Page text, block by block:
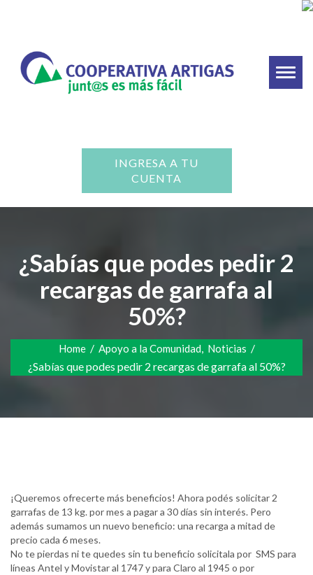
INGRESA A TU
CUENTA
¿Sabías que podes pedir 2
recargas de garrafa al
50%?
Home / Apoyo a la Comunidad, Noticias /
¿Sabías que podes pedir 2 recargas de garrafa al 50%?
¡Queremos ofrecerte más beneficios! Ahora podés solicitar 2
garrafas de 13 kg. por mes a pagar a 30 días sin interés. Pero
además sumamos un nuevo beneficio: una recarga a mitad de
precio cada 6 meses.
No te pierdas ni te quedes sin tu beneficio solicitala por SMS para
líneas Antel y Movistar al 1747 y para Claro al 1945 o por